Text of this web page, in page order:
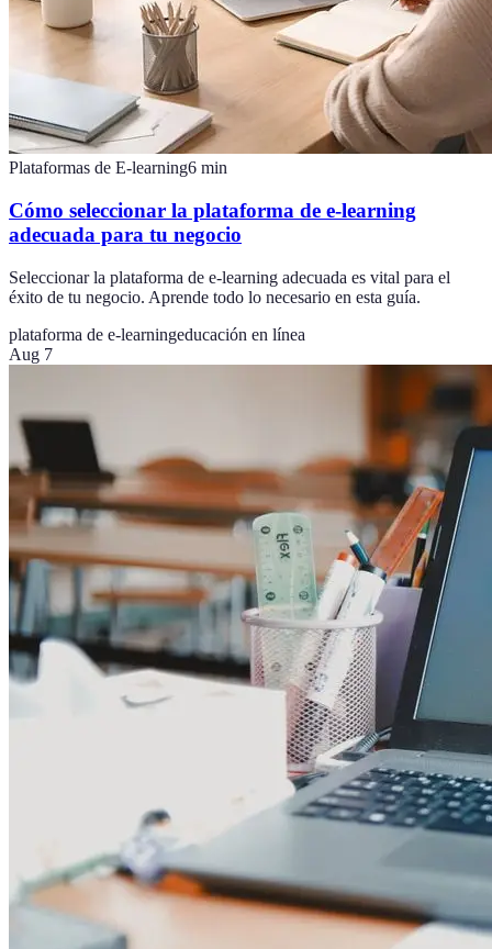
Plataformas de E-learning6 min
Cómo seleccionar la plataforma de e-learning
adecuada para tu negocio
Seleccionar la plataforma de e-learning adecuada es vital para el
éxito de tu negocio. Aprende todo lo necesario en esta guía.
plataforma de e-learningeducación en línea
Aug 7